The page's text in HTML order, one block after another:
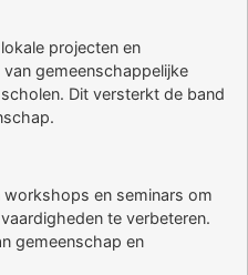
projecten en
gemeenschappelijke
Dit versterkt de band
en seminars om
te verbeteren.
gemeenschap en